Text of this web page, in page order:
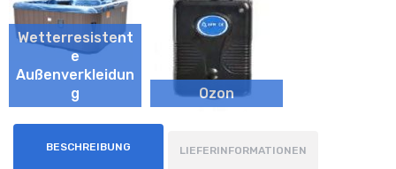
Wetterresistent
e
Außenverkleidun
g
Ozon
BESCHREIBUNG LIEFERINFORMATIONEN